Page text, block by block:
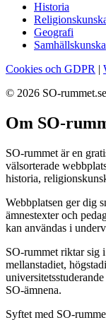
Historia
Geografi
Cookies och GDPR |
© 2026 SO-rummet.se
Om SO-
SO-rummet är en
välsorterade
historia,
Webbplatsen ger dig
ämnestexter och
kan användas i
SO-rummet riktar sig
mellanstadiet,
SO-ämnena.
Syftet med SO-